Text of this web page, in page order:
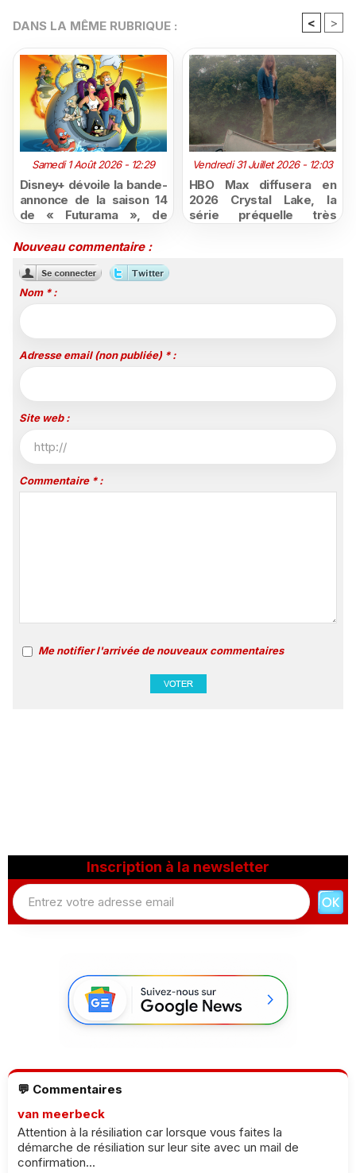
DANS LA MÊME RUBRIQUE : < >
Samedi 1 Août 2026 - 12:29
Disney+ dévoile la bande-
annonce de la saison 14
de « Futurama », de
Vendredi 31 Juillet 2026 - 12:03
HBO Max diffusera en
2026 Crystal Lake, la
série préquelle très
Nouveau commentaire :
Nom * :
Adresse email (non publiée) * :
Site web :
Commentaire * :
Me notifier l'arrivée de nouveaux commentaires
Inscription à la newsletter
💬 Commentaires
van meerbeck
Attention à la résiliation car lorsque vous faites la
démarche de résiliation sur leur site avec un mail de
confirmation...